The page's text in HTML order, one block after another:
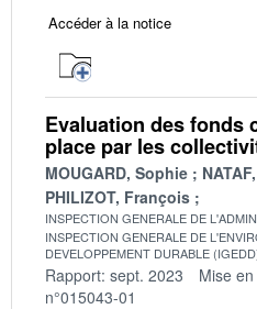
Accéder à la notice
Evaluation des fonds
place par les
MOUGARD, Sophie
PHILIZOT, François
INSPECTION GENERALE DE
INSPECTION GENERALE DE
DEVELOPPEMENT DURABLE
Rapport: sept. 2023 Mise
n°015043-01